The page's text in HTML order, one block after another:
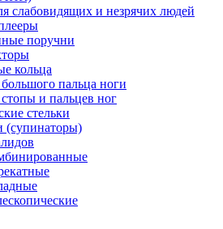
слабовидящих и незрячих людей
поручни
кольца
пальца ноги
и пальцев ног
стельки
(супинаторы)